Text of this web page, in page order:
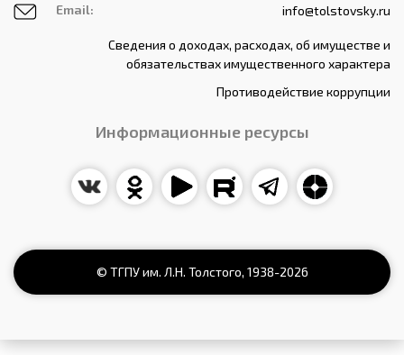
Email: info@tolstovsky.ru
Сведения о доходах, расходах, об имуществе и
обязательствах имущественного характера
Противодействие коррупции
Информационные ресурсы
© ТГПУ им. Л.Н. Толстого, 1938-2026